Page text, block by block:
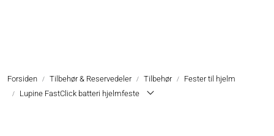
Forsiden Tilbehør & Reservedeler Tilbehør
Fester til hjelm
Lupine FastClick batteri hjelmfeste
Hjelmlykter